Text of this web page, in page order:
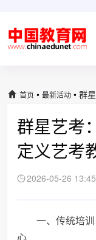
首页 • 最新活动 • 群
群星艺考
定义艺考
2026-05-26
一、传统培
心